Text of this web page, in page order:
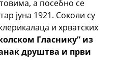
а посебно се
јуна 1921. Соколи су
и хрватских
Гласнику” из
друштва и први